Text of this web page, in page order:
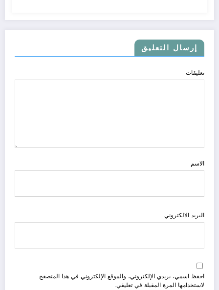
إرسال التعليق
تعليقات
الاسم
البريد الالكتروني
احفظ اسمي، بريدي الإلكتروني، والموقع الإلكتروني في هذا المتصفح
لاستخدامها المرة المقبلة في تعليقي.